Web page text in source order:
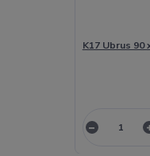
K17 Ubrus 90